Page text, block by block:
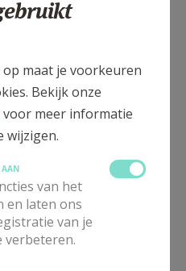
maat je voorkeuren
Bekijk onze
voor meer informatie
wijzigen.
AAN
van het
en laten ons
van je
verbeteren.